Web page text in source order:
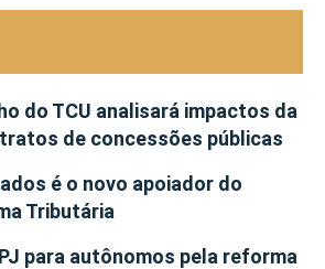
do TCU analisará impactos da
de concessões públicas
é o novo apoiador do
Tributária
para autônomos pela reforma